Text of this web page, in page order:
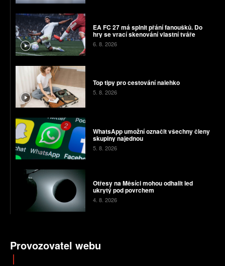
EA FC 27 má splnit přání fanoušků. Do
hry se vrací skenování vlastní tváře
6. 8. 2026
Top tipy pro cestování nalehko
5. 8. 2026
WhatsApp umožní označit všechny členy
skupiny najednou
5. 8. 2026
Otřesy na Měsíci mohou odhalit led
ukrytý pod povrchem
4. 8. 2026
Provozovatel webu